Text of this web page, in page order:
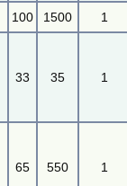
100 1500 1
33 35 1
65 550 1